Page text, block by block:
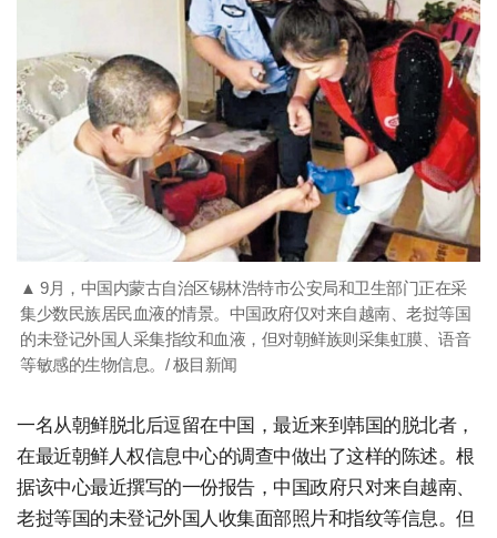
▲ 9月，中国内蒙古自治区锡林浩特市公安局和卫生部门正在采
集少数民族居民血液的情景。中国政府仅对来自越南、老挝等国
的未登记外国人采集指纹和血液，但对朝鲜族则采集虹膜、语音
等敏感的生物信息。/ 极目新闻
一名从朝鲜脱北后逗留在中国，最近来到韩国的脱北者，
在最近朝鲜人权信息中心的调查中做出了这样的陈述。根
据该中心最近撰写的一份报告，中国政府只对来自越南、
老挝等国的未登记外国人收集面部照片和指纹等信息。但